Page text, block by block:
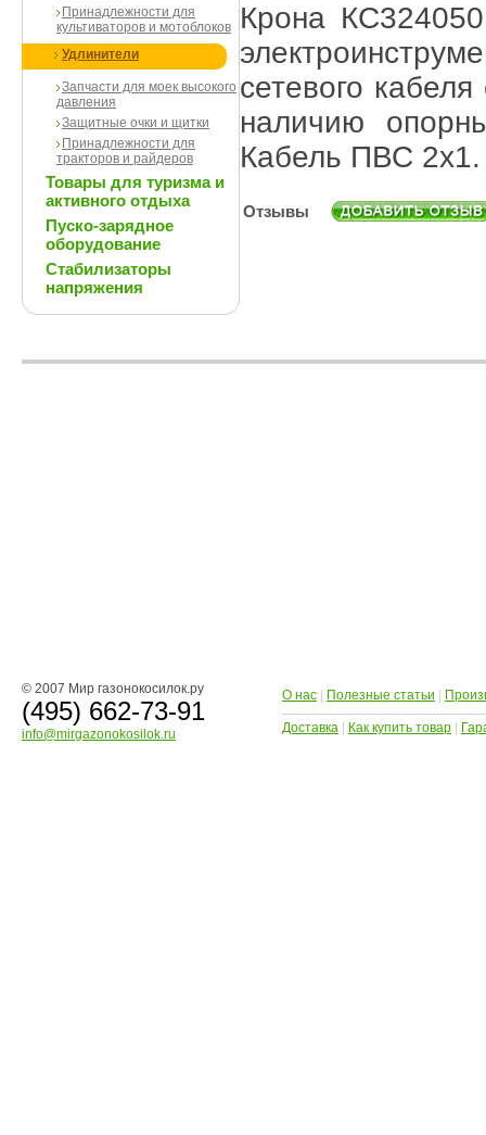
Принадлежности для
культиваторов и мотоблоков
Удлинители
Запчасти для моек высокого
давления
Защитные очки и щитки
Принадлежности для
тракторов и райдеров
Товары для туризма и
активного отдыха
Пуско-зарядное
оборудование
Стабилизаторы
напряжения
Крона
сетевого
наличию
Кабель ПВС 2х1.
Отзывы
© 2007 Мир газонокосилок.ру
(495) 662-73-91
info@mirgazonokosilok.ru
О нас Полезные статьи
Доставка Как купить товар